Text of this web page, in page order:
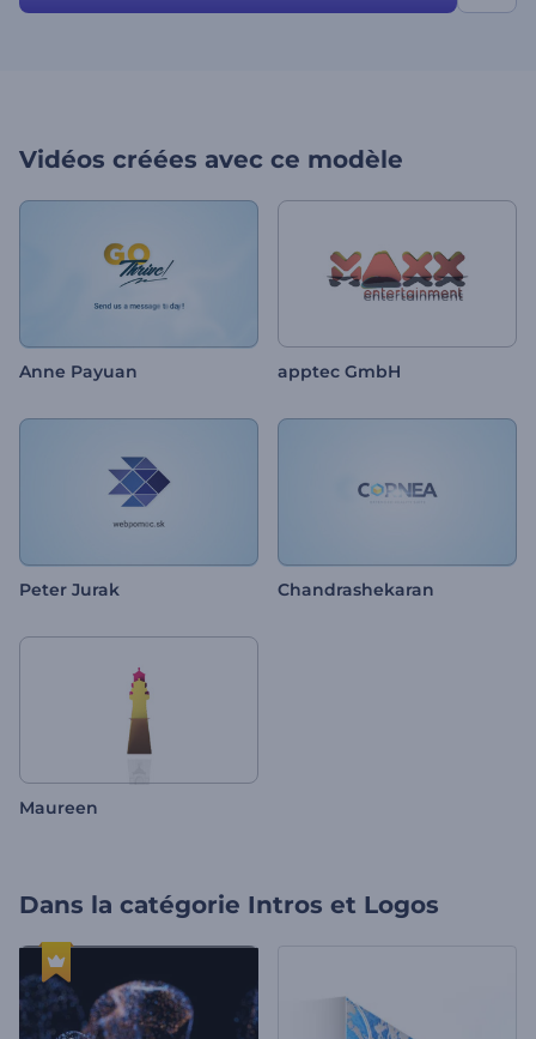
Vidéos créées avec ce modèle
Anne Payuan apptec GmbH
Peter Jurak Chandrashekaran
Maureen
Dans la catégorie Intros et Logos